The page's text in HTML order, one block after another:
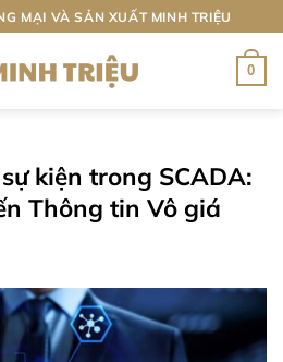
MẠI VÀ SẢN XUẤT MINH TRIỆU
0
kiện trong SCADA:
Thông tin Vô giá